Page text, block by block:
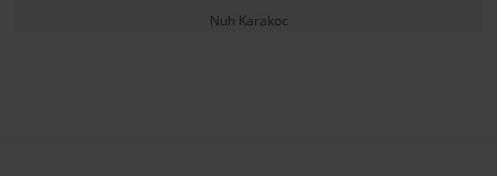
Nuh Karakoc